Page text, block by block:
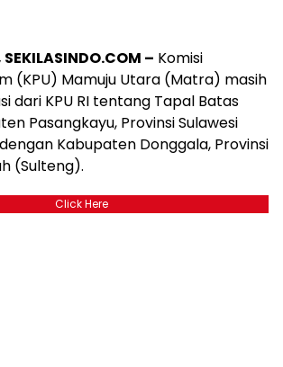
– Komisi
(KPU) Mamuju Utara (Matra) masih
dari KPU RI tentang Tapal Batas
Pasangkayu, Provinsi Sulawesi
Kabupaten Donggala, Provinsi
(Sulteng).
Click Here